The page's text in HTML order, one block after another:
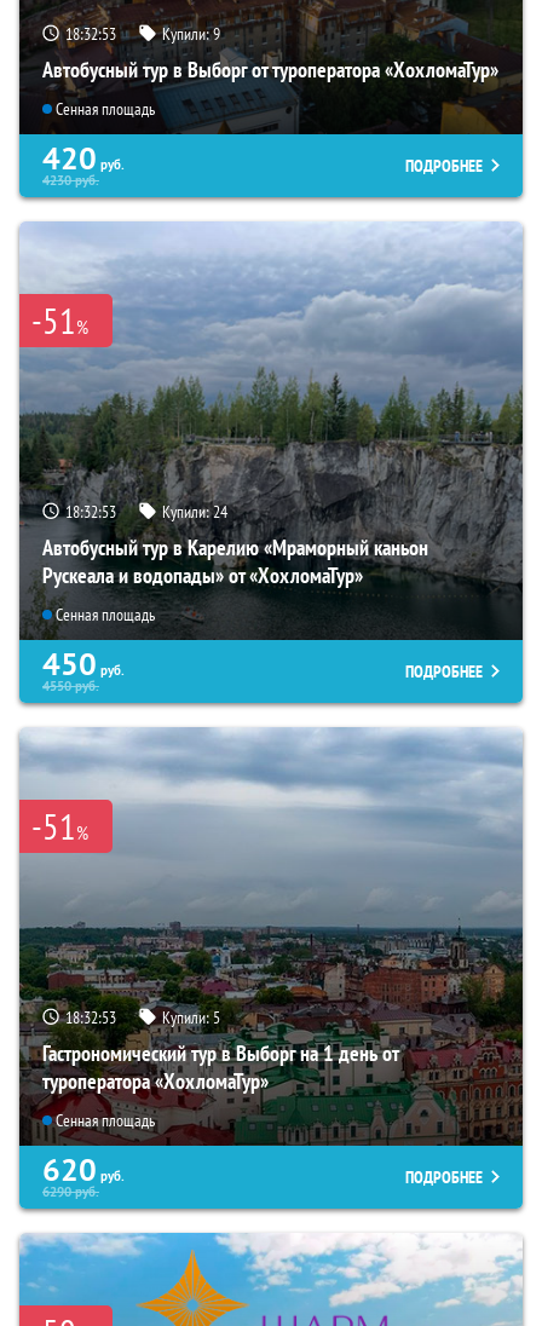
18:32:52 Купили:9
Автобусный тур в Выборг от туроператора «ХохломаТур»
Сенная площадь
420 руб.
4230руб.
ПОДРОБНЕЕ
-51%
18:32:52 Купили:24
Автобусный тур в Карелию «Мраморный каньон
Рускеала и водопады» от «ХохломаТур»
Сенная площадь
450 руб.
4550руб.
ПОДРОБНЕЕ
-51%
18:32:52 Купили:5
Гастрономический тур в Выборг на 1 день от
туроператора «ХохломаТур»
Сенная площадь
620 руб.
6290руб.
ПОДРОБНЕЕ